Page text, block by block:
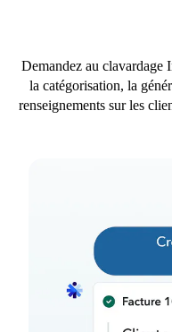
Demandez au clavardage
la catégorisation, la
renseignements sur les